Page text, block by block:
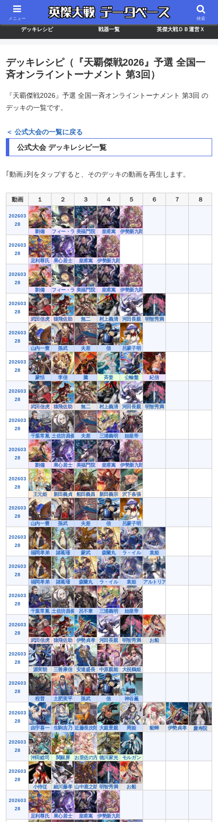
最新バージョン情報 武将ランキング カードリスト
デッキレシピ 戦器一覧 英傑大戦ＤＢ運営Ｘ
デッキレシピ（『天覇傑戦2026』予選 全国一
斉オンライントーナメント 第3回）
『天覇傑戦2026』予選 全国一斉オンライントーナメント 第3回 の
デッキの一覧です。
＜ 公式大会の一覧に戻る
公式大会 デッキレシピ一覧
｢動画｣列をタップすると、そのデッキの動画を再生します。
動画 １ ２ ３ ４ ５ ６ ７ ８
202603
28
劉備
フィー・ラプンツェル
美福門院 皇甫嵩 伊勢新九郎
202603
28
足利尊氏
果心居士 皇甫嵩 伊勢新九郎
202603
28
劉備
フィー・ラプンツェル
美福門院 皇甫嵩 伊勢新九郎
202603
28
武田信虎
猿飛佐助 無二 村上義清 河田長親 明智秀満
202603
28
山内一豊
孫武 夫差 信 呂蒙子明
202603
28
蒙恬
李信 騰 斉姜 公輸盤 紀信
202603
28
武田信虎
猿飛佐助 無二 村上義清 河田長親 明智秀満
202603
28
千葉常胤 土佐坊昌俊 夫差 三浦義明 始皇帝
202603
28
劉備
果心居士 美福門院 皇甫嵩 伊勢新九郎
202603
28
王元姫
新田義貞 船田義昌 新田義宗 沢下条張
202603
28
山内一豊
孫武 夫差 信 呂蒙子明
202603
28
福岡孝弟
諸葛瑾 蒙武 森蘭丸 ラ・イル 袁姫
202603
28
福岡孝弟
諸葛瑾 森蘭丸 ラ・イル 袁姫 アルトリア・ペンドラゴン
202603
28
千葉常胤 土佐坊昌俊 呂不韋 三浦義明 始皇帝
202603
28
武田信虎
猿飛佐助 伊勢貞孝 河田長親 明智秀満 お船
202603
28
源実朝
三善康信 安達盛長 中原親能 大祝鶴姫
202603
28
程普
土肥実平 孫武 信 神谷薫
202603
28
由宇喜一
生駒吉乃 近藤長次郎 大庭景親 周姫 貂蝉 伊勢貞孝 慶寿院
202603
28
沖田総司
関銀屏 お里佐の方 徳川家光 モルガン
202603
28
小侍従
細川藤孝 山中鹿之助 明智秀満 お船
202603
28
足利尊氏
果心居士 皇甫嵩 伊勢新九郎
メニュー 検索